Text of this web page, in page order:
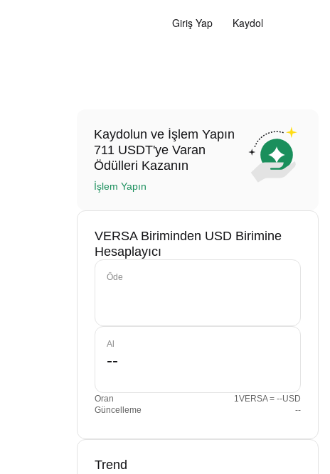
Giriş Yap Kaydol
Kaydolun ve İşlem Yapın
711 USDT'ye Varan
Ödülleri Kazanın
İşlem Yapın
VERSA Biriminden USD Birimine
Hesaplayıcı
Öde
Al
Oran
1VERSA = --USD
Güncelleme
--
Trend